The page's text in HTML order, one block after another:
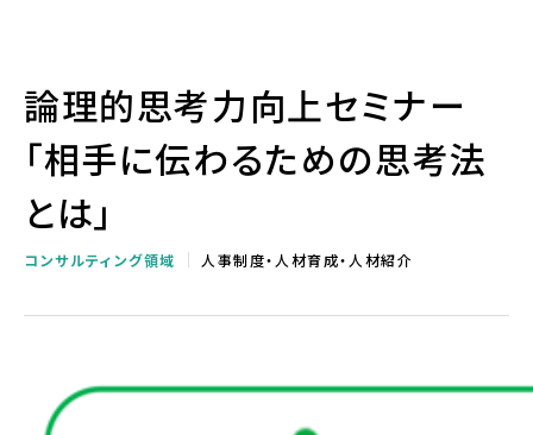
論理的思考力向上セミナー
「相手に伝わるための思考法
とは」
コンサルティング領域 人事制度・人材育成・人材紹介